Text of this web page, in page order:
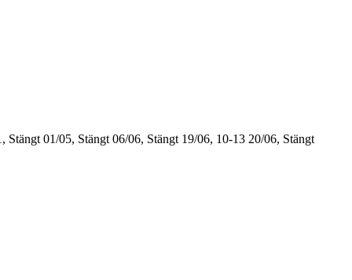
Stängt 01/05, Stängt 06/06, Stängt 19/06, 10-13 20/06, Stängt